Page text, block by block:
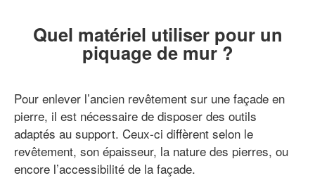
Quel matériel utiliser pour un
piquage de mur ?
Pour enlever l’ancien revêtement sur une façade en
pierre, il est nécessaire de disposer des outils
adaptés au support. Ceux-ci diffèrent selon le
revêtement, son épaisseur, la nature des pierres, ou
encore l’accessibilité de la façade.